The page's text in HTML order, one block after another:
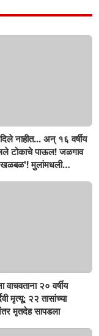
नाहीत... अन् १६ वर्षीय
टोकाचे पाऊल! जळगाव
खळबळ'! मुलांमधली
वाचवताना २० वर्षीय
मृत्यू; २२ तासांच्या
मृतदेह सापडला